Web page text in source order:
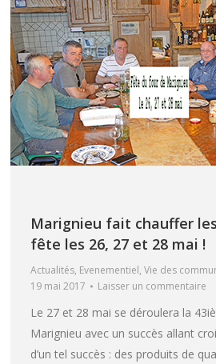
Marignieu fait chauffer
fête les 26, 27 et 28 mai !
Actualités, Evenementiel, Vie des
19 mai 2017
Laisser un commentaire
Le 27 et 28 mai se déroulera la
Marignieu avec un succès allant
d’un tel succès : des produits de